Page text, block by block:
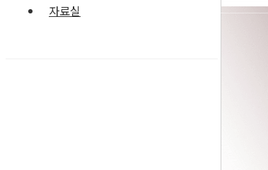
자료실